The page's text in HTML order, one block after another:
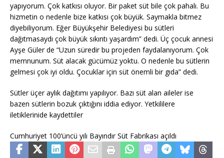
yapıyorum. Çok katkısı oluyor. Bir paket süt bile çok pahalı. Bu
hizmetin o nedenle bize katkısı çok büyük. Saymakla bitmez
diyebiliyorum. Eğer Büyükşehir Belediyesi bu sütleri
dağıtmasaydı çok büyük sıkıntı yaşardım” dedi. Üç çocuk annesi
Ayşe Güler de “Uzun süredir bu projeden faydalanıyorum. Çok
memnunum. Süt alacak gücümüz yoktu. O nedenle bu sütlerin
gelmesi çok iyi oldu. Çocuklar için süt önemli bir gıda” dedi.
Sütler üçer aylık dağıtımı yapılıyor. Bazı süt alan aileler ise
bazen sütlerin bozuk çıktığını iddia ediyor. Yetkililere
iletiklerinide kaydettiler
Cumhuriyet 100’üncü yılı Bayındır Süt Fabrikası açıldı